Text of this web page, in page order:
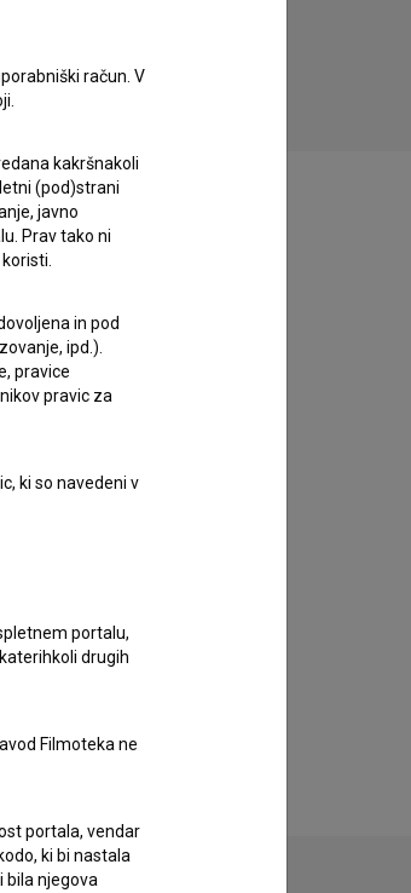
račun. V
kakršnakoli
(pod)strani
javno
Prav tako ni
in pod
ipd.).
pravice
pravic za
ki so navedeni v
portalu,
drugih
Filmoteka ne
portala, vendar
ki bi nastala
bila njegova